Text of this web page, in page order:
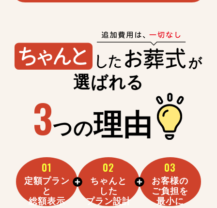
が
選ばれる
3つの理由
01
定額プラン
と
総額表示
02
ちゃんと
した
プラン設計
03
お客様の
ご負担を
最小に